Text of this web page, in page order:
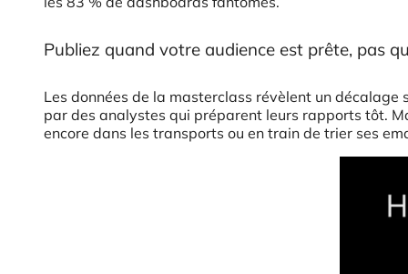
Publiez quand votre audience est prête, pas
Les données de la masterclass révèlent un
par des analystes qui préparent leurs rapports tôt.
encore dans les transports ou en train de trier ses